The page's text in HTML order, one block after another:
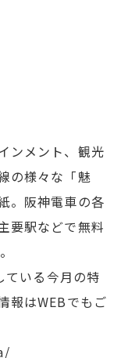
ンメント、観光
の様々な「魅
。阪神電車の各
要駅などで無料
いる今月の特
報はWEBでもご